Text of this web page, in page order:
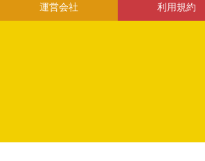
運営会社 利用規約